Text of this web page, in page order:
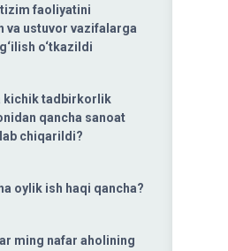
faoliyatini
ustuvor vazifalarga
o‘tkazildi
kichik tadbirkorlik
qancha sanoat
chiqarildi?
oylik ish haqi qancha?
ming nafar aholining